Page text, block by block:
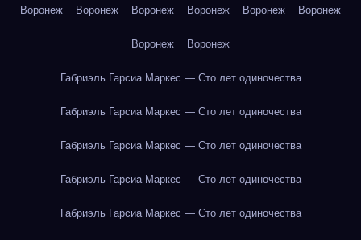
Воронеж Воронеж Воронеж Воронеж Воронеж Воронеж
Воронеж Воронеж
Габриэль Гарсиа Маркес — Сто лет одиночества
Габриэль Гарсиа Маркес — Сто лет одиночества
Габриэль Гарсиа Маркес — Сто лет одиночества
Габриэль Гарсиа Маркес — Сто лет одиночества
Габриэль Гарсиа Маркес — Сто лет одиночества